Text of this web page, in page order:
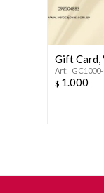
Gift Card,
$ 1.000